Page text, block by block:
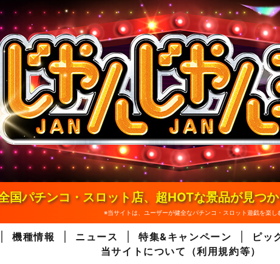
国パチンコ・スロット店、超HOTな景品が見つ
※当サイトは、ユーザーが健全なパチンコ・スロット遊戯を楽し
機種情報 ニュース 特集&キャンペーン ピッ
当サイトについて（利用規約等）